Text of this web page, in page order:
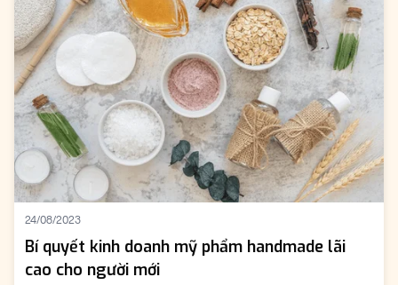
24/08/2023
Bí quyết kinh doanh mỹ phẩm handmade lãi
cao cho người mới